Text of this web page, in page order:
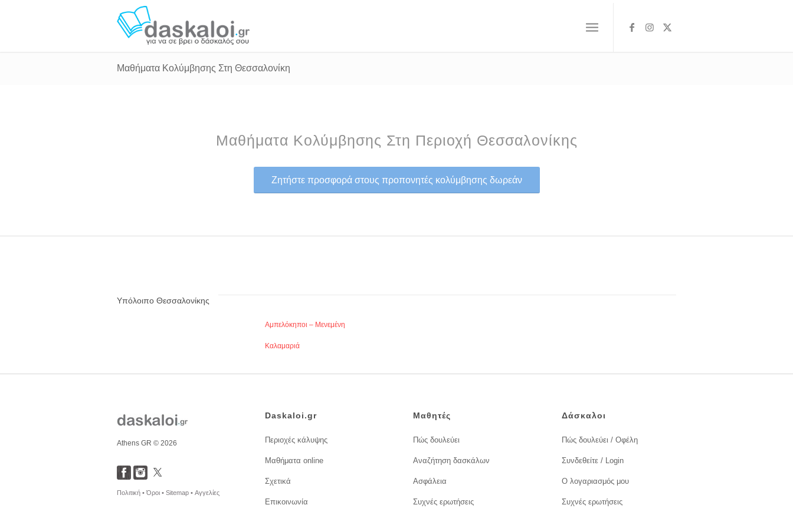
Μαθήματα Κολύμβησης Στη Θεσσαλονίκη
Μαθήματα Κολύμβησης Στη Περιοχή Θεσσαλονίκης
Ζητήστε προσφορά στους προπονητές κολύμβησης δωρεάν
Υπόλοιπο Θεσσαλονίκης
Αμπελόκηποι – Μενεμένη
Καλαμαριά
Athens GR © 2026
Πολιτική •Όροι • Sitemap • Αγγελίες
Daskaloi.gr
Περιοχές κάλυψης
Μαθήματα online
Σχετικά
Επικοινωνία
Μαθητές
Πώς δουλεύει
Αναζήτηση δασκάλων
Ασφάλεια
Συχνές ερωτήσεις
Δάσκαλοι
Πώς δουλεύει / Οφέλη
Συνδεθείτε / Login
Ο λογαριασμός μου
Συχνές ερωτήσεις